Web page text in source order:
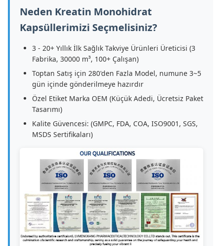
Neden Kreatin Monohidrat
Kapsüllerimizi Seçmelisiniz?
3 - 20+ Yıllık İlk Sağlık Takviye Ürünleri Üreticisi (3
Fabrika, 30000 m³, 100+ Çalışan)
Toptan Satış için 280'den Fazla Model, numune 3~5
gün içinde gönderilmeye hazırdır
Özel Etiket Marka OEM (Küçük Adedi, Ücretsiz Paket
Tasarımı)
Kalite Güvencesi: (GMPC, FDA, COA, ISO9001, SGS,
MSDS Sertifikaları)